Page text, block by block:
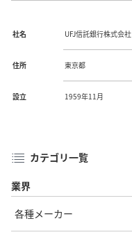
社名 UFJ信託銀行株式会社
住所 東京都
設立 1959年11月
カテゴリ一覧
業界
各種メーカー